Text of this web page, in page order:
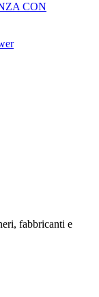
CON
fabbricanti e